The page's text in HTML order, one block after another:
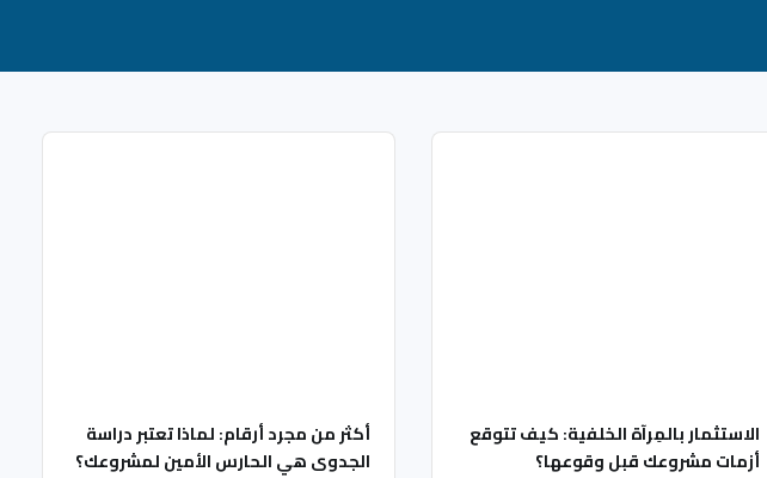
الاستثمار بالمِرآة الخلفية: كيف تتوقع
أزمات مشروعك قبل وقوعها؟
أكثر من مجرد أرقام: لماذا تعتبر دراسة
الجدوى هي الحارس الأمين لمشروعك؟